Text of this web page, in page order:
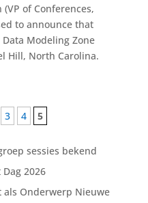
of Conferences,
to announce that
Modeling Zone
Hill, North Carolina.
3 4 5
sessies bekend
2026
als Onderwerp Nieuwe